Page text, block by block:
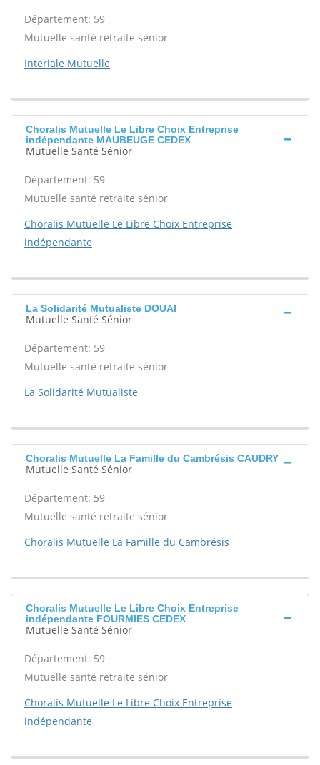
Département: 59
Mutuelle santé retraite sénior
Interiale Mutuelle
Choralis Mutuelle Le Libre Choix Entreprise
indépendante MAUBEUGE CEDEX
Mutuelle Santé Sénior
Département: 59
Mutuelle santé retraite sénior
Choralis Mutuelle Le Libre Choix Entreprise
indépendante
La Solidarité Mutualiste DOUAI
Mutuelle Santé Sénior
Département: 59
Mutuelle santé retraite sénior
La Solidarité Mutualiste
Choralis Mutuelle La Famille du Cambrésis CAUDRY
Mutuelle Santé Sénior
Département: 59
Mutuelle santé retraite sénior
Choralis Mutuelle La Famille du Cambrésis
Choralis Mutuelle Le Libre Choix Entreprise
indépendante FOURMIES CEDEX
Mutuelle Santé Sénior
Département: 59
Mutuelle santé retraite sénior
Choralis Mutuelle Le Libre Choix Entreprise
indépendante